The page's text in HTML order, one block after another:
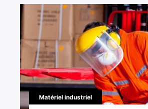
Matériel industriel